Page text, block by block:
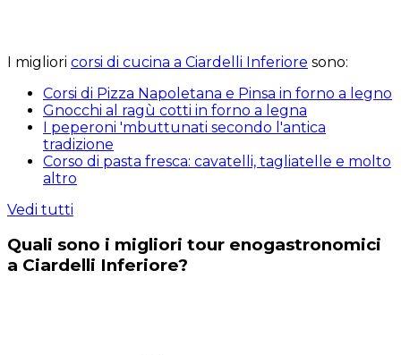
I migliori corsi di cucina a Ciardelli Inferiore sono:
Corsi di Pizza Napoletana e Pinsa in forno a legno
Gnocchi al ragù cotti in forno a legna
I peperoni 'mbuttunati secondo l'antica
tradizione
Corso di pasta fresca: cavatelli, tagliatelle e molto
altro
Vedi tutti
Quali sono i migliori tour enogastronomici
a Ciardelli Inferiore?